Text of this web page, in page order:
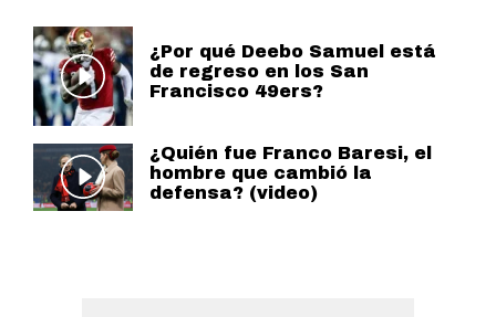
¿Por qué Deebo Samuel está
de regreso en los San
Francisco 49ers?
¿Quién fue Franco Baresi, el
hombre que cambió la
defensa? (video)